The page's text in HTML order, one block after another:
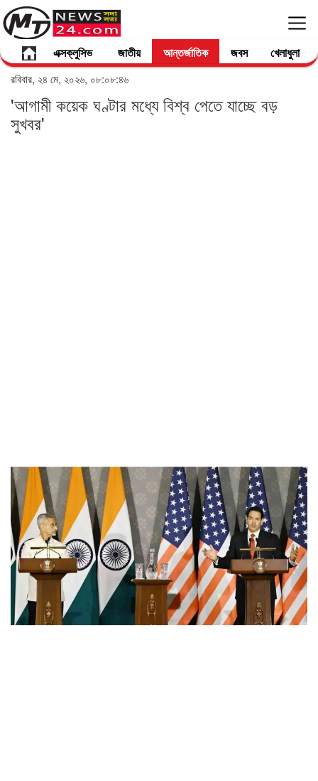
এক্সক্লুসিভ জাতীয় আন্তর্জাতিক জবস খেলাধুলা
রবিবার, ২৪ মে, ২০২৬, ০৮:০৮:৪৬
'আগামী কয়েক ঘণ্টার মধ্যে বিশ্ব পেতে যাচ্ছে বড়
সুখবর'